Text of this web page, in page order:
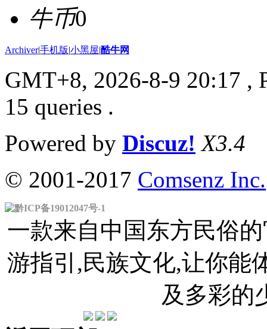
牛币0
Archiver|手机版|小黑屋|酷牛网
GMT+8, 2026-8-9 20:17 ,
15 queries .
Powered by Discuz! X3.4
© 2001-2017 Comsenz Inc.
黔ICP备19012047号-1
一款来自中国东方民俗
游指引,民族文化,让你能
及多彩的